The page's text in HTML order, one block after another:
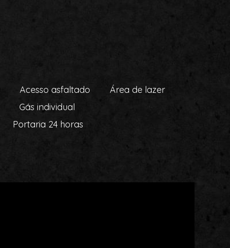
Acesso asfaltado
Área de lazer
Gás individual
Portaria 24 horas